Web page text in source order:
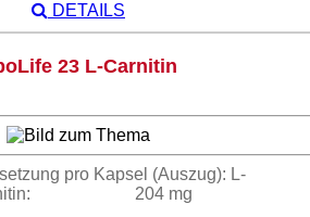
DETAILS
23 L-Carnitin
pro Kapsel (Auszug): L-
204 mg